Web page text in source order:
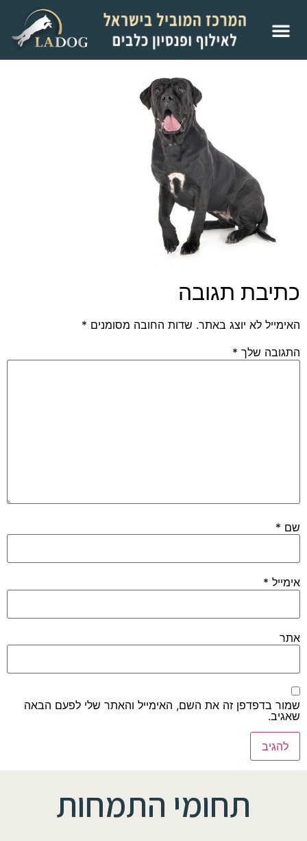
כתיבת תגובה
האימייל לא יוצג באתר. שדות החובה מסומנים *
התגובה שלך *
שם *
אימייל *
אתר
שמור בדפדפן זה את השם, האימייל והאתר שלי לפעם הבאה
שאגיב.
תחומי התמחות